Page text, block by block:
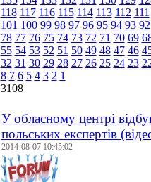
118 117 116 115 114 113 112 111
101 100 99 98 97 96 95 94 93 92
78 77 76 75 74 73 72 71 70 69
55 54 53 52 51 50 49 48 47 46
32 31 30 29 28 27 26 25 24 23
8 7 6 5 4 3 2 1
3108
У обласному центрі
польських експертів
2014-08-07 10:45:02